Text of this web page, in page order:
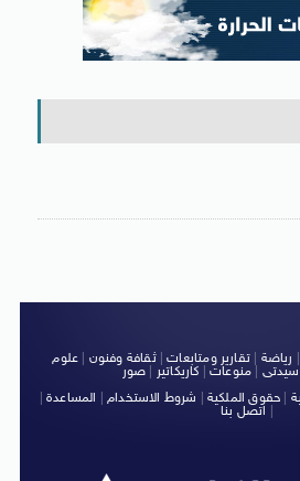
رياضة |تقارير ومتابعات|ثقافة وفنون
علوم
سيدتى منوعات كاريكاتير صور
حقوق الملكية شروط الاستخدام| المساعدة|
اتصل بنا